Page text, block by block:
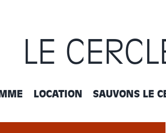
LE
LOCATION SAUVONS LE